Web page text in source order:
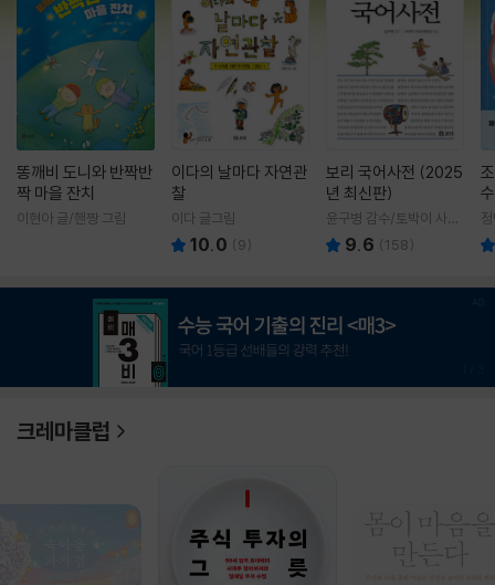
똥깨비 도니와 반짝반
짝 마을 잔치
이현아 글/핸짱 그림
이다의 날마다 자연관
찰
이다 글그림
10.0 (9)
보리 국어사전 (2025
년 최신판)
윤구병 감수/토박이 사전
편찬실 편
9.6 (158)
크레마클럽